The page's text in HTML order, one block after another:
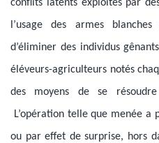
conflits latents exploités par
l’usage des armes
d’éliminer des individus
éléveurs-agriculteurs notés
des moyens de se
L’opération telle que menée a
ou par effet de surprise, hors